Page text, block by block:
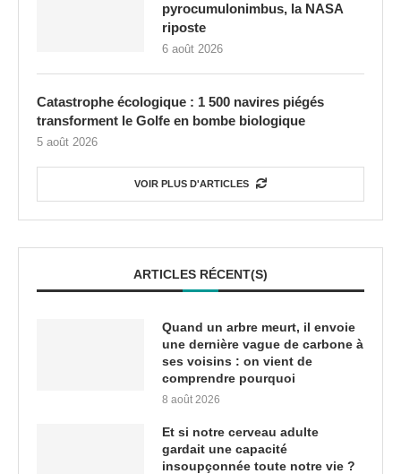
pyrocumulonimbus, la NASA
riposte
6 août 2026
Catastrophe écologique : 1 500 navires piégés
transforment le Golfe en bombe biologique
5 août 2026
VOIR PLUS D'ARTICLES
ARTICLES RÉCENT(S)
Quand un arbre meurt, il envoie
une dernière vague de carbone à
ses voisins : on vient de
comprendre pourquoi
8 août 2026
Et si notre cerveau adulte
gardait une capacité
insoupçonnée toute notre vie ?